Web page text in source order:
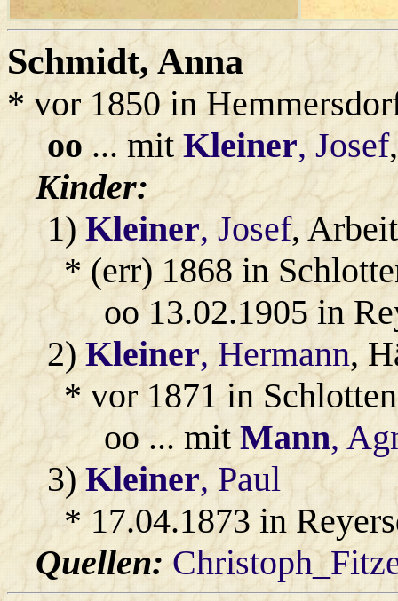
Schmidt, Anna
* vor 1850 in
oo... mitKleiner, Josef
Kinder:
1)Kleiner, Josef,
* (err) 1868 in
oo 13.02.1905 in
2)Kleiner, Hermann,
* vor 1871 in
oo ... mitMann,
3)Kleiner, Paul
* 17.04.1873 in
Quellen: